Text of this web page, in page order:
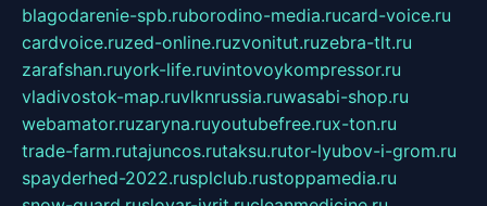
blagodarenie-spb.ruborodino-media.rucard-voice.ru
cardvoice.ruzed-online.ruzvonitut.ruzebra-tlt.ru
zarafshan.ruyork-life.ruvintovoykompressor.ru
vladivostok-map.ruvlknrussia.ruwasabi-shop.ru
webamator.ruzaryna.ruyoutubefree.rux-ton.ru
trade-farm.rutajuncos.rutaksu.rutor-lyubov-i-grom.ru
spayderhed-2022.rusplclub.rustoppamedia.ru